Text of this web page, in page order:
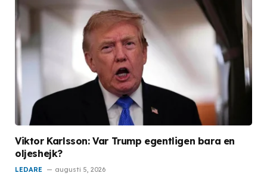
Viktor Karlsson: Var Trump egentligen bara en
oljeshejk?
LEDARE augusti 5, 2026